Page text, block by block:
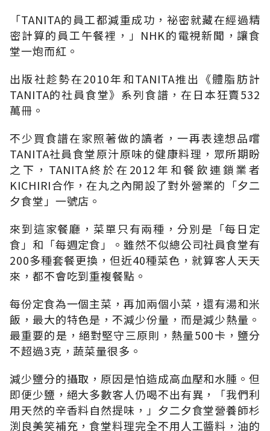
「TANITA的員工都減重成功，祕密就藏在經過精
密計算的員工午餐裡，」NHK的電視新聞，讓食
堂一炮而紅。
出版社趁勢在2010年和TANITA推出《體脂肪計
TANITA的社員食堂》系列食譜，在日本狂賣532
萬冊。
不少買食譜在家照著做的讀者，一再表達想品嚐
TANITA社員食堂原汁原味的健康料理，眾所期盼
之下，TANITA終於在2012年和餐飲連鎖業者
KICHIRI合作，在丸之內開設了對外營業的「夕二
夕食堂」一號店。
來到這家餐廳，菜單只有兩種，分別是「每日定
食」和「每週定食」。雖然不似總公司社員食堂有
200多種套餐更換，但近40種菜色，就算客人天天
來，都不會吃到重複餐點。
每份定食為一個主菜，再加兩個小菜，還有湯和米
飯，最大的特色是，不減少份量，而是減少熱量。
最重要的是，絕對堅守三原則，熱量500卡，鹽分
不超過3克，蔬菜量很多。
減少鹽分的攝取，原因是怕造成高血壓和水腫。但
即便少鹽，絕大多數客人仍喝不出有異，「我們利
用天然的辛香料自然提味，」夕二夕食堂營養師杉
渕良美笑補充，食堂料理完全不用人工醬料，油的